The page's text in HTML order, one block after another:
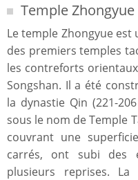
Temple Zhongyue
Le temple Zhongyue
des premiers temples
les contreforts
Songshan. Il a été
la dynastie Qin (221-
sous le nom de Temple
couvrant une
carrés, ont subi des
plusieurs reprises.